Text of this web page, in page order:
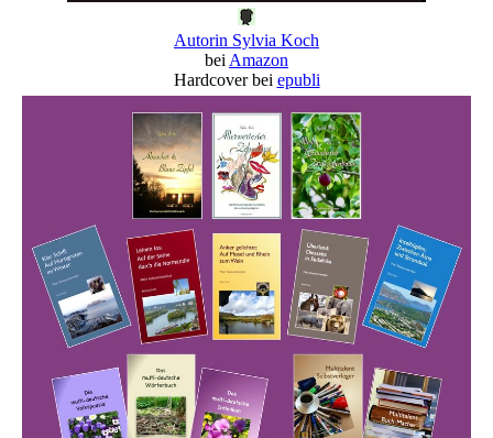
Autorin Sylvia Koch
bei Amazon
Hardcover bei epubli